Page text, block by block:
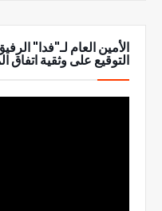
الأمين العام لـ"فدا"
التوقيع على وثقية اتفاق